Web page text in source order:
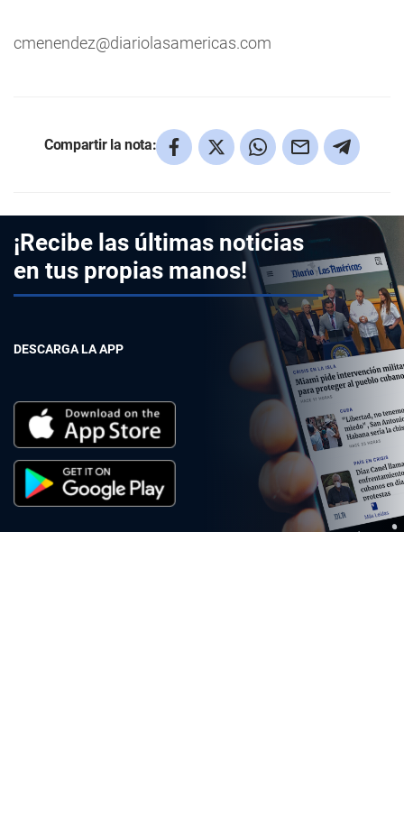
cmenendez@diariolasamericas.com
Compartir la nota:
¡Recibe las últimas noticias
en tus propias manos!
DESCARGA LA APP